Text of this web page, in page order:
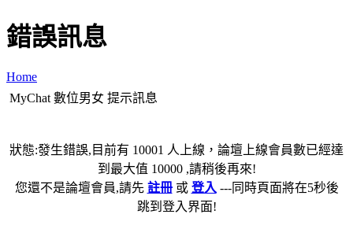
錯誤訊息
Home
MyChat 數位男女 提示訊息
狀態:發生錯誤,目前有 10001 人上線，論壇上線會員數已經達
到最大值 10000 ,請稍後再來!
您還不是論壇會員,請先 註冊或 登入 ---同時頁面將在5秒後
跳到登入界面!